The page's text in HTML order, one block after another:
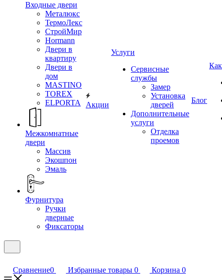
Входные двери
Металюкс
ТермоЛекс
СтройМир
Hormann
Двери в
квартиру
Двери в
дом
MASTINO
TOREX
ELPORTA
Межкомнатные
двери
Массив
Экошпон
Эмаль
Фурнитура
Ручки
дверные
Фиксаторы
Акции
Услуги
Сервисные
службы
Замер
Установка
дверей
Дополнительные
услуги
Отделка
проемов
Блог
Сравнение0 Избранные товары 0 Корзина 0